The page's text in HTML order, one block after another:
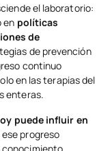
el laboratorio:
en políticas
de
de prevención
continuo
en las terapias del
enteras.
puede influir en
progreso
conocimiento